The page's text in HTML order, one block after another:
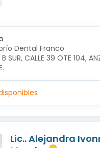
Dental Franco
B SUR, CALLE 39 OTE 104,
Lic.. Alejandra